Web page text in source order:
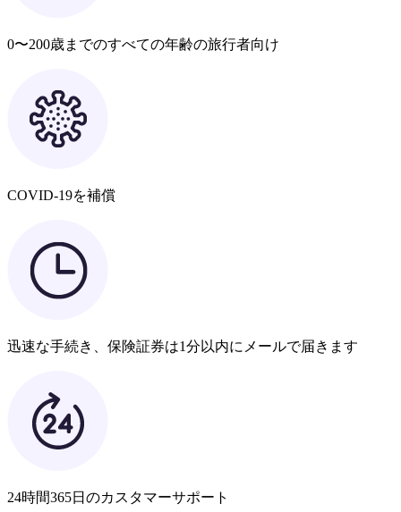
0〜200歳までのすべての年齢の旅行者向け
COVID-19を補償
迅速な手続き、保険証券は1分以内にメールで届きます
24時間365日のカスタマーサポート